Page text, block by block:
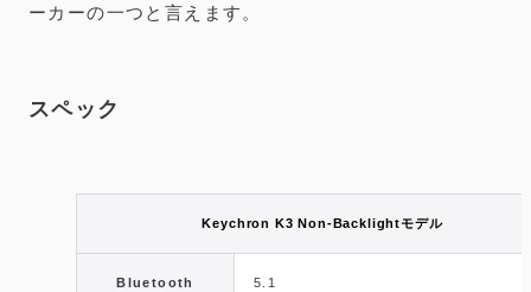
ーカーの一つと言えます。
スペック
Keychron K3 Non-Backlightモデル
Bluetooth 5.1